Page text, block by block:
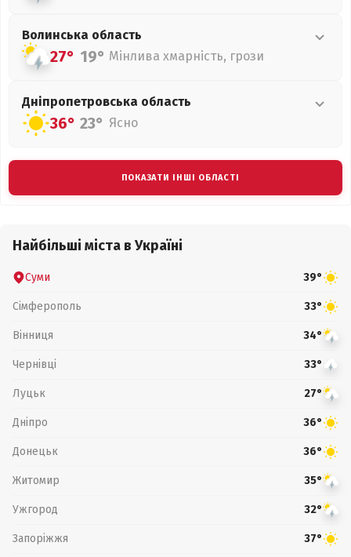
Волинська область
27° 19° Мінлива хмарність, грози
Дніпропетровська область
36° 23° Ясно
ПОКАЗАТИ ІНШІ ОБЛАСТІ
Найбільші міста в Україні
Суми 39°
Сімферополь 33°
Вінниця 34°
Чернівці 33°
Луцьк 27°
Дніпро 36°
Донецьк 36°
Житомир 35°
Ужгород 32°
Запоріжжя 37°